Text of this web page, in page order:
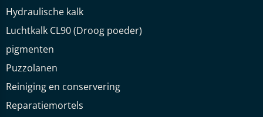
Hydraulische kalk
Luchtkalk CL90 (Droog poeder)
pigmenten
Puzzolanen
Reiniging en conservering
Reparatiemortels